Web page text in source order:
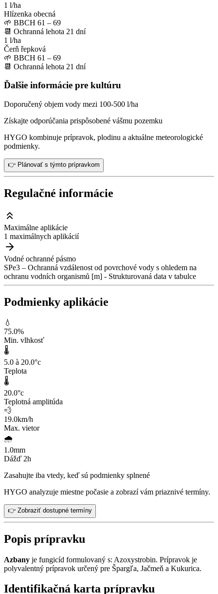
1 l/ha
Hlízenka obecná
🌱 BBCH 61 – 69
📆 Ochranná lehota 21 dní
1 l/ha
Čerň řepková
🌱 BBCH 61 – 69
📆 Ochranná lehota 21 dní
Ďalšie informácie pre kultúru
Doporučený objem vody mezi 100-500 l/ha
Získajte odporúčania prispôsobené vášmu pozemku
HYGO kombinuje prípravok, plodinu a aktuálne meteorologické
podmienky.
👉 Plánovať s týmto prípravkom
Regulačné informácie
Maximálne aplikácie
1 maximálnych aplikácií
Vodné ochranné pásmo
SPe3 – Ochranná vzdálenost od povrchové vody s ohledem na
ochranu vodních organismů [m] - Strukturovaná data v tabulce
Podmienky aplikácie
💧
75.0%
Min. vlhkosť
🌡️
5.0 à 20.0°c
Teplota
🌡️
20.0°c
Teplotná amplitúda
💨
19.0km/h
Max. vietor
🌧️
1.0mm
Dážď 2h
Zasahujte iba vtedy, keď sú podmienky splnené
HYGO analyzuje miestne počasie a zobrazí vám priaznivé termíny.
👉 Zobraziť dostupné termíny
Popis prípravku
Azbany je fungicíd formulovaný s: Azoxystrobin. Prípravok je
polyvalentný prípravok určený pre Špargľa, Jačmeň a Kukurica.
Identifikačná karta prípravku